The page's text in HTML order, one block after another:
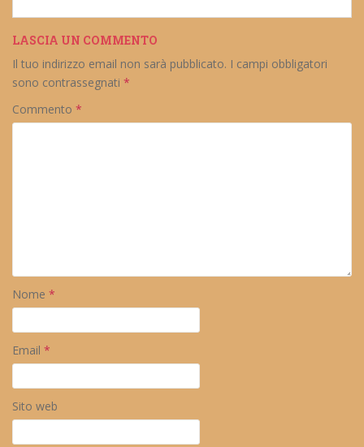
LASCIA UN COMMENTO
Il tuo indirizzo email non sarà pubblicato. I campi obbligatori
sono contrassegnati *
Commento *
Nome *
Email *
Sito web